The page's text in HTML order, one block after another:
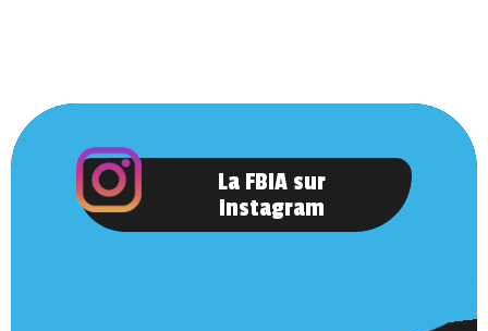
La FBIA sur
Instagram